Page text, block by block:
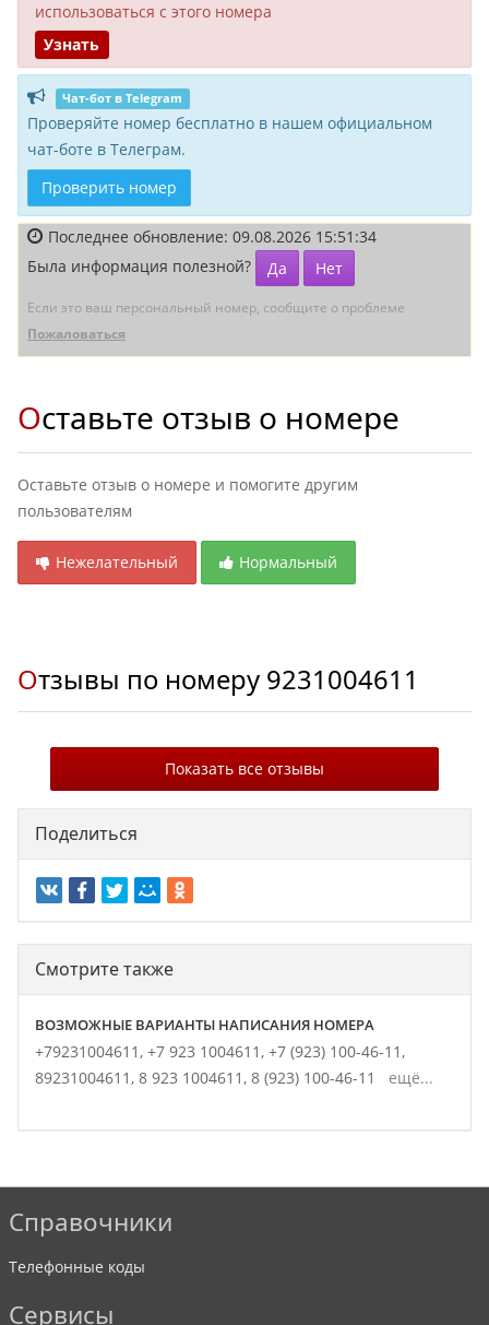
исполь­зоваться с этого номера
Узнать
Чат-бот в Telegram
Проверяйте номер бесплатно в нашем официальном
чат-боте в Телеграм.
Проверить номер
Последнее обновление: 09.08.2026 15:51:34
Была информация полезной?
Да Нет
Если это ваш персональный номер, сообщите о проблеме
Пожаловаться
Оставьте отзыв о номере
Оставьте отзыв о номере и помогите другим
пользователям
Нежелательный Нормальный
Отзывы по номеру 9231004611
Показать все отзывы
Поделиться
Смотрите также
ВОЗМОЖНЫЕ ВАРИАНТЫ НАПИСАНИЯ НОМЕРА
+79231004611, +7 923 1004611, +7 (923) 100-46-11,
89231004611, 8 923 1004611, 8 (923) 100-46-11 ещё...
Справочники
Телефонные коды
Сервисы